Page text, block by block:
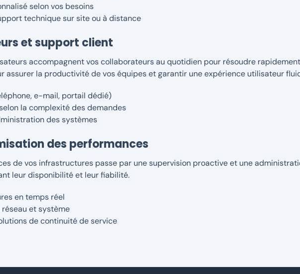
selon vos besoins
technique sur site ou à distance
et support client
accompagnent vos collaborateurs au quotidien pour résoudre
assurer la productivité de vos équipes et garantir une expérience utilisateur
e-mail, portail dédié)
la complexité des demandes
des systèmes
des performances
de vos infrastructures passe par une supervision proactive et une
leur disponibilité et leur fiabilité.
en temps réel
et système
de continuité de service